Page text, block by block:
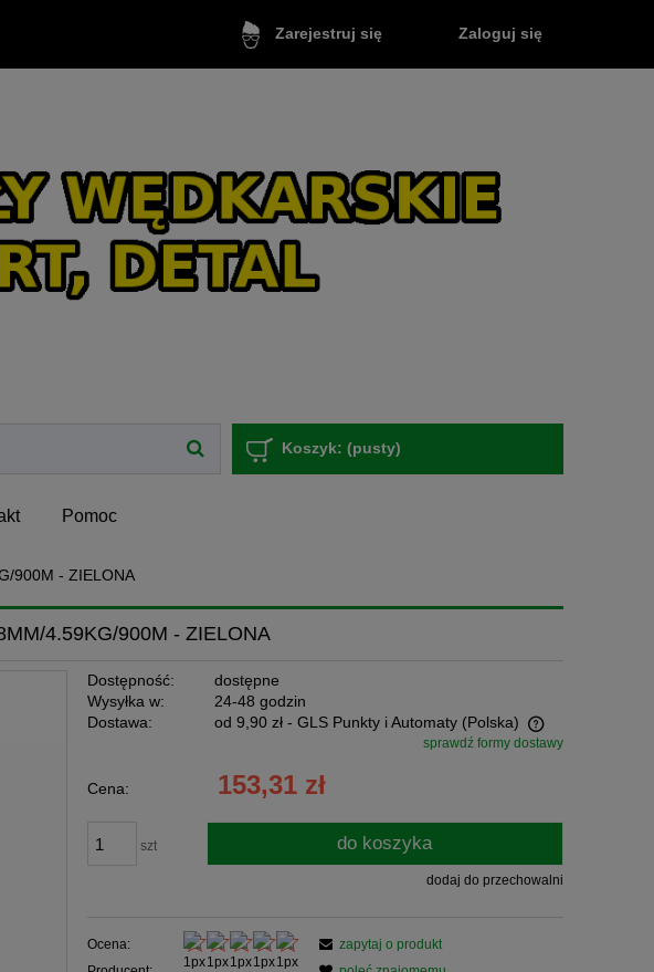
Zarejestruj się Zaloguj się
Koszyk: (pusty)
Pomoc
900M - ZIELONA
4.59KG/900M - ZIELONA
Dostępność:
dostępne
Wysyłka w:
24-48 godzin
Dostawa:
od 9,90 zł - GLS Punkty i Automaty (Polska)
Cena nie zawiera ewentualnych kosztów
płatności
sprawdź formy dostawy
Cena: 153,31 zł
szt do koszyka
dodaj do przechowalni
Ocena:
zapytaj o produkt